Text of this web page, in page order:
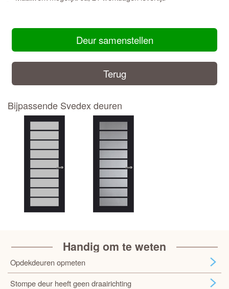
Deur samenstellen
Terug
Bijpassende Svedex deuren
Handig om te weten
Opdekdeuren opmeten
Stompe deur heeft geen draairichting